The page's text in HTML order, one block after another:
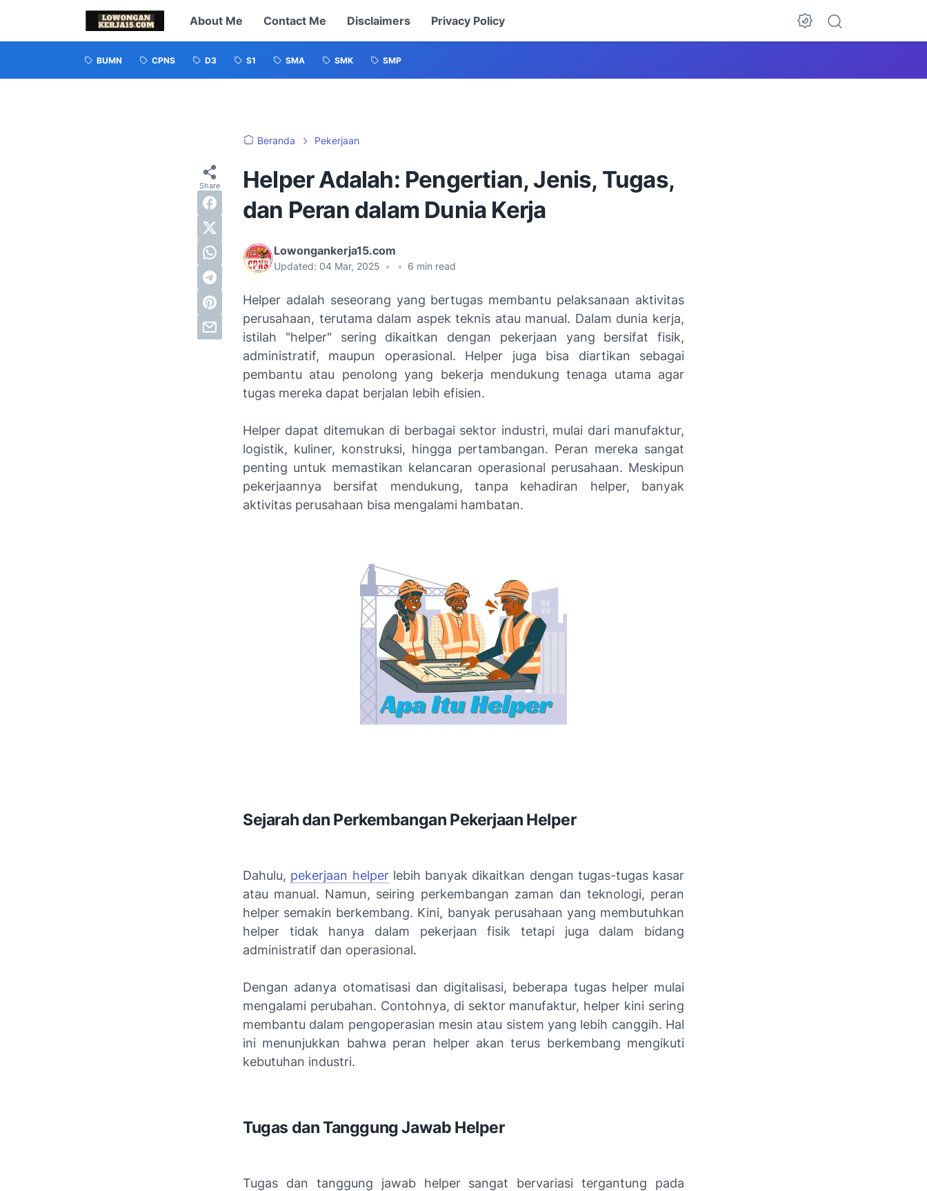
About Me Contact Me Disclaimers Privacy Policy
BUMN CPNS D3 S1 SMA SMK SMP
Beranda Pekerjaan
Helper Adalah: Pengertian, Jenis, Tugas,
dan Peran dalam Dunia Kerja
Lowongankerja15.com
Updated: 04 Mar, 2025 • • 6 min read
Helper adalah seseorang yang bertugas membantu pelaksanaan aktivitas
perusahaan, terutama dalam aspek teknis atau manual. Dalam dunia kerja,
istilah "helper" sering dikaitkan dengan pekerjaan yang bersifat fisik,
administratif, maupun operasional. Helper juga bisa diartikan sebagai
pembantu atau penolong yang bekerja mendukung tenaga utama agar
tugas mereka dapat berjalan lebih efisien.
Helper dapat ditemukan di berbagai sektor industri, mulai dari manufaktur,
logistik, kuliner, konstruksi, hingga pertambangan. Peran mereka sangat
penting untuk memastikan kelancaran operasional perusahaan. Meskipun
pekerjaannya bersifat mendukung, tanpa kehadiran helper, banyak
aktivitas perusahaan bisa mengalami hambatan.
Sejarah dan Perkembangan Pekerjaan Helper
Dahulu, pekerjaan helperlebih banyak dikaitkan dengan tugas-tugas kasar
atau manual. Namun, seiring perkembangan zaman dan teknologi, peran
helper semakin berkembang. Kini, banyak perusahaan yang membutuhkan
helper tidak hanya dalam pekerjaan fisik tetapi juga dalam bidang
administratif dan operasional.
Dengan adanya otomatisasi dan digitalisasi, beberapa tugas helper mulai
mengalami perubahan. Contohnya, di sektor manufaktur, helper kini sering
membantu dalam pengoperasian mesin atau sistem yang lebih canggih. Hal
ini menunjukkan bahwa peran helper akan terus berkembang mengikuti
kebutuhan industri.
Tugas dan Tanggung Jawab Helper
Tugas dan tanggung jawab helper sangat bervariasi tergantung pada